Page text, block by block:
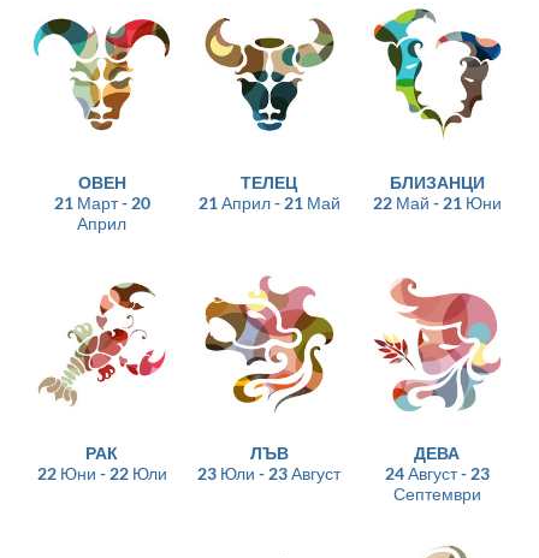
ОВЕН
21 Март - 20
Април
ТЕЛЕЦ
21 Април - 21 Май
БЛИЗАНЦИ
22 Май - 21 Юни
РАК
22 Юни - 22 Юли
ЛЪВ
23 Юли - 23 Август
ДЕВА
24 Август - 23
Септември